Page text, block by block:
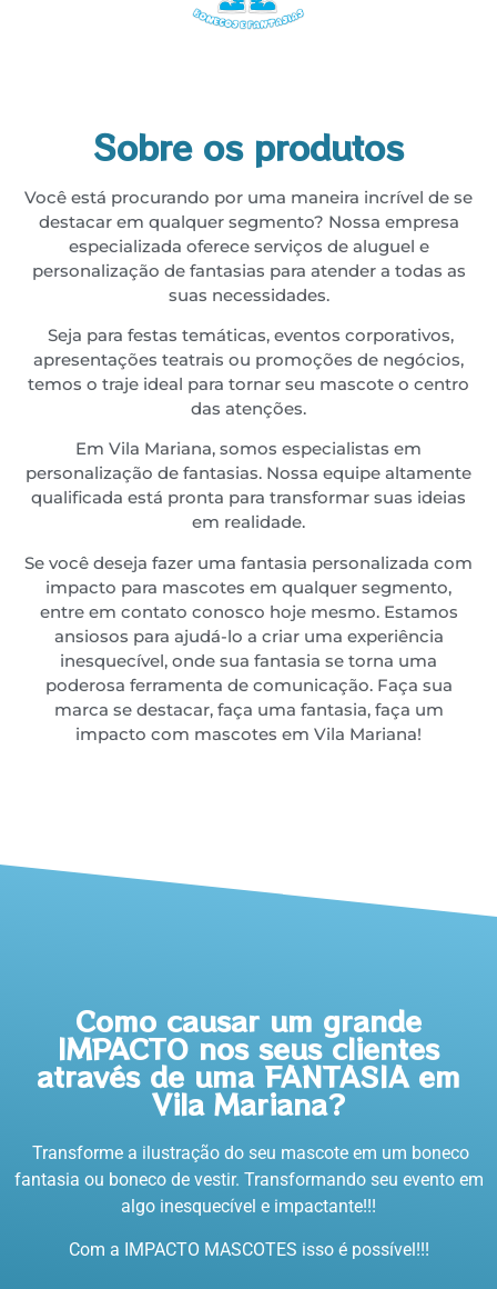
Sobre os produtos
Você está procurando por uma maneira incrível de se
destacar em qualquer segmento? Nossa empresa
especializada oferece serviços de aluguel e
personalização de fantasias para atender a todas as
suas necessidades.
Seja para festas temáticas, eventos corporativos,
apresentações teatrais ou promoções de negócios,
temos o traje ideal para tornar seu mascote o centro
das atenções.
Em Vila Mariana, somos especialistas em
personalização de fantasias. Nossa equipe altamente
qualificada está pronta para transformar suas ideias
em realidade.
Se você deseja fazer uma fantasia personalizada com
impacto para mascotes em qualquer segmento,
entre em contato conosco hoje mesmo. Estamos
ansiosos para ajudá-lo a criar uma experiência
inesquecível, onde sua fantasia se torna uma
poderosa ferramenta de comunicação. Faça sua
marca se destacar, faça uma fantasia, faça um
impacto com mascotes em Vila Mariana!
Como causar um grande
IMPACTO nos seus clientes
através de uma FANTASIA em
Vila Mariana?
Transforme a ilustração do seu mascote em um boneco
fantasia ou boneco de vestir. Transformando seu evento em
algo inesquecível e impactante!!!
Com a IMPACTO MASCOTES isso é possível!!!